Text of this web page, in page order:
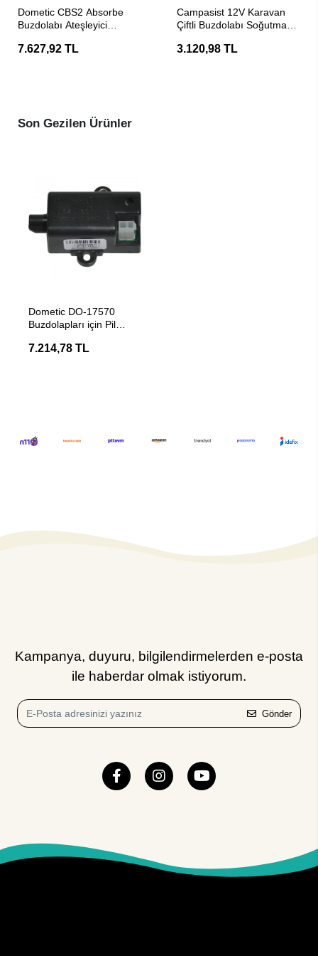
Dometic CBS2 Absorbe
Buzdolabı Ateşleyici
7.627,92 TL
Campasist 12V Karavan
Çiftli Buzdolabı Soğutma
3.120,98 TL
Son Gezilen Ürünler
Dometic DO-17570
Buzdolapları için Pil
No.289019010
7.214,78 TL
Kampanya, duyuru, bilgilendirmelerden e-posta
ile haberdar olmak istiyorum.
Gönder